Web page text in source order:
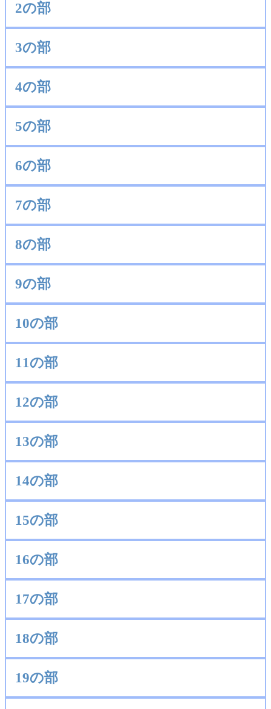
2の部
3の部
4の部
5の部
6の部
7の部
8の部
9の部
10の部
11の部
12の部
13の部
14の部
15の部
16の部
17の部
18の部
19の部